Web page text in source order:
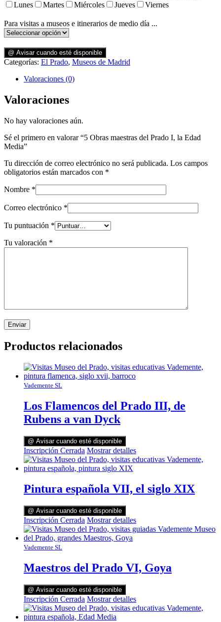
Lunes
Martes Miércoles Jueves Viernes
Para visitas a museos e itinerarios de medio día ...
@ Avisar cuando esté disponible
Categorías: El Prado, Museos de Madrid
Valoraciones (0)
Valoraciones
No hay valoraciones aún.
Sé el primero en valorar “5 Obras maestras del Prado I, la Edad
Media”
Tu dirección de correo electrónico no será publicada. Los campos
obligatorios están marcados con *
Nombre *
Correo electrónico *
Tu puntuación *
Tu valoración *
Productos relacionados
Vademente SL
Los Flamencos del Prado III, de
Rubens a van Dyck
@ Avisar cuando esté disponible
Inscripción Cerrada Mostrar detalles
Pintura española VII, el siglo XIX
@ Avisar cuando esté disponible
Inscripción Cerrada Mostrar detalles
Vademente SL
Maestros del Prado VI, Goya
@ Avisar cuando esté disponible
Inscripción Cerrada Mostrar detalles